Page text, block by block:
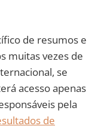
de resumos e
muitas vezes de
se
acesso apenas
pela
de